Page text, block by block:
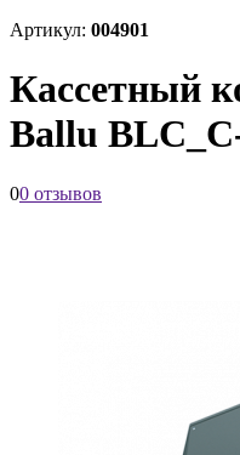
Артикул: 004901
Кассетный
Ballu
00 отзывов